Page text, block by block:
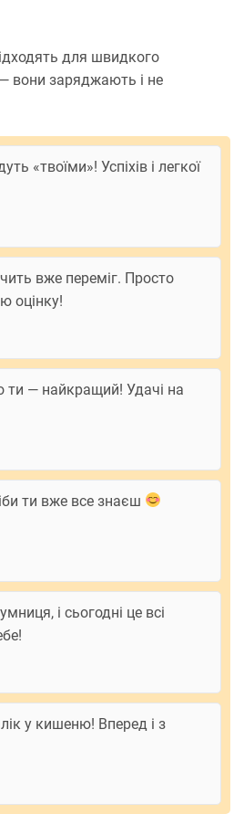
для швидкого
вони заряджають і не
«твоїми»! Успіхів і легкої
вже переміг. Просто
оцінку!
ти — найкращий! Удачі на
ти вже все знаєш
і сьогодні це всі
у кишеню! Вперед і з